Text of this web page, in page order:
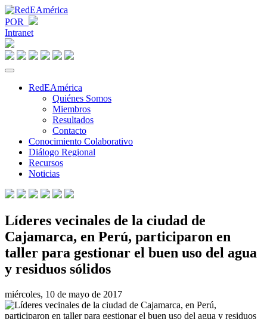
POR
Intranet
RedEAmérica
Quiénes Somos
Miembros
Resultados
Contacto
Conocimiento Colaborativo
Diálogo Regional
Recursos
Noticias
Líderes vecinales de la ciudad de
Cajamarca, en Perú, participaron en
taller para gestionar el buen uso del agua
y residuos sólidos
miércoles, 10 de mayo de 2017